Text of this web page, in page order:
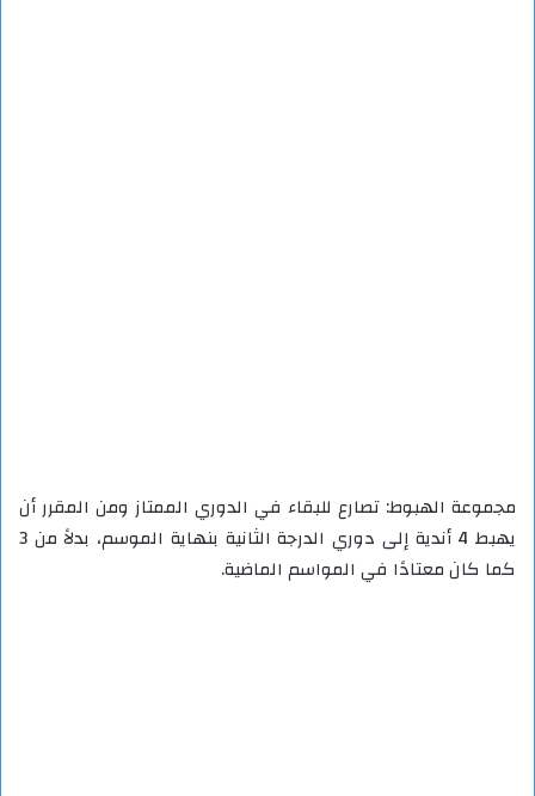
مجموعة الهبوط: تصارع للبقاء في الدوري الممتاز ومن المقرر أن
يهبط 4 أندية إلى دوري الدرجة الثانية بنهاية الموسم، بدلاً من 3
كما كان معتادًا في المواسم الماضية.